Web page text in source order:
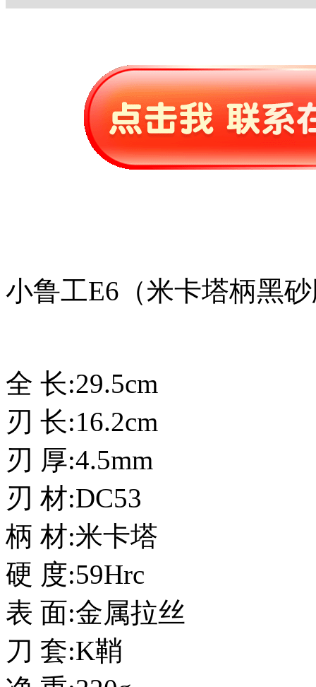
小鲁工E6（米卡塔柄黑
全 长:29.5cm
刃 长:16.2cm
刃 厚:4.5mm
刃 材:DC53
柄 材:米卡塔
硬 度:59Hrc
表 面:金属拉丝
刀 套:K鞘